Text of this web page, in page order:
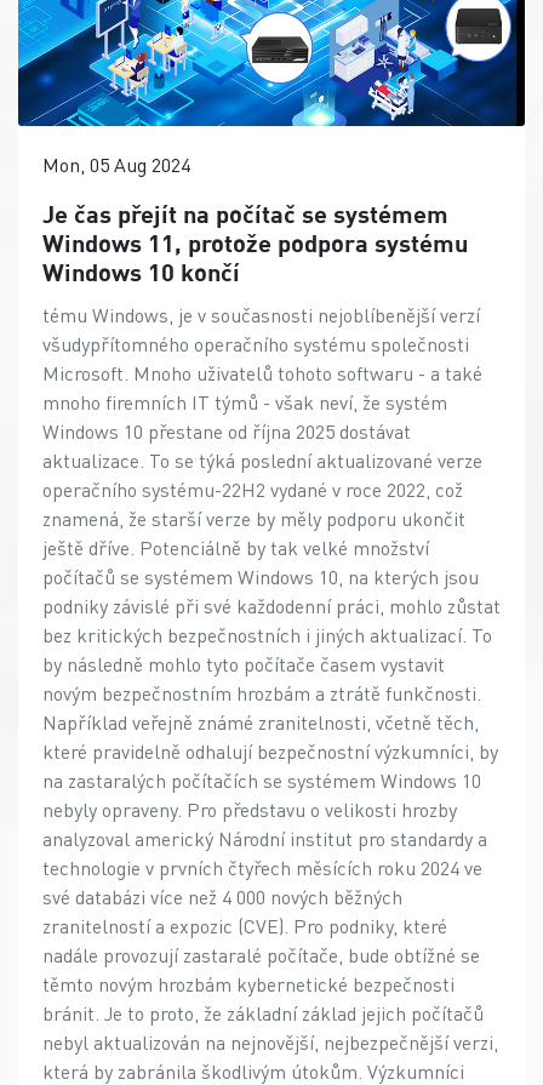
Mon, 05 Aug 2024
Je čas přejít na počítač se systémem
Windows 11, protože podpora systému
Windows 10 končí
tému Windows, je v současnosti nejoblíbenější verzí
všudypřítomného operačního systému společnosti
Microsoft. Mnoho uživatelů tohoto softwaru - a také
mnoho firemních IT týmů - však neví, že systém
Windows 10 přestane od října 2025 dostávat
aktualizace. To se týká poslední aktualizované verze
operačního systému-22H2 vydané v roce 2022, což
znamená, že starší verze by měly podporu ukončit
ještě dříve. Potenciálně by tak velké množství
počítačů se systémem Windows 10, na kterých jsou
podniky závislé při své každodenní práci, mohlo zůstat
bez kritických bezpečnostních i jiných aktualizací. To
by následně mohlo tyto počítače časem vystavit
novým bezpečnostním hrozbám a ztrátě funkčnosti.
Například veřejně známé zranitelnosti, včetně těch,
které pravidelně odhalují bezpečnostní výzkumníci, by
na zastaralých počítačích se systémem Windows 10
nebyly opraveny. Pro představu o velikosti hrozby
analyzoval americký Národní institut pro standardy a
technologie v prvních čtyřech měsících roku 2024 ve
své databázi více než 4 000 nových běžných
zranitelností a expozic (CVE). Pro podniky, které
nadále provozují zastaralé počítače, bude obtížné se
těmto novým hrozbám kybernetické bezpečnosti
bránit. Je to proto, že základní základ jejich počítačů
nebyl aktualizován na nejnovější, nejbezpečnější verzi,
která by zabránila škodlivým útokům. Výzkumníci